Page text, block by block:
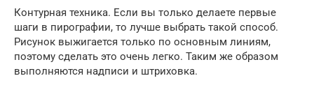
Контурная техника. Если вы только делаете первые
шаги в пирографии, то лучше выбрать такой способ.
Рисунок выжигается только по основным линиям,
поэтому сделать это очень легко. Таким же образом
выполняются надписи и штриховка.